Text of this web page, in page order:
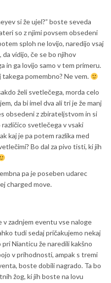
si že ujel?” boste seveda
so z njimi povsem obsedeni
sploh ne lovijo, naredijo vsaj
da vidijo, če se bo njihov
in ga lovijo samo v tem primeru.
takega pomembno? Ne vem.
želi svetlečega, morda celo
da bi imel dva ali tri je že manj
obsedeni z zbirateljstvom in si
svetlečega v vsaki
kaj je pa potem razlika med
Bo dal za pivo tisti, ki jih
pa je poseben udarec
charged move.
v zadnjem eventu vse naloge
tudi sedaj pričakujemo nekaj
Nianticu že naredili kakšno
v prihodnosti, ampak s tremi
boste dobili nagrado. Ta bo
žog, ki jih boste na lovu